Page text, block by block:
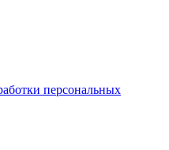
персональных